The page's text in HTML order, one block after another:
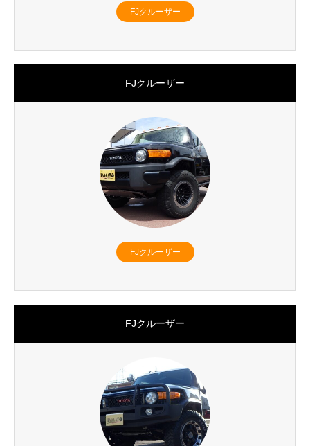
FJクルーザー
FJクルーザー
FJクルーザー
FJクルーザー